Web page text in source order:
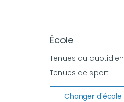
École
Tenues du quotidien
Tenues de sport
Changer d'école